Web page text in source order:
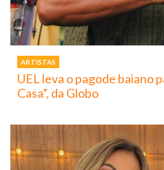
ARTISTAS
UEL leva o pagode baiano
Casa”, da Globo